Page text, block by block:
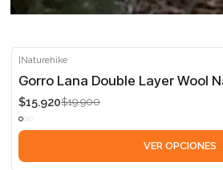
-20%
Naturehike
Gorro Lana Double Layer Wool
$15.920$19.900
VER OPCIONES